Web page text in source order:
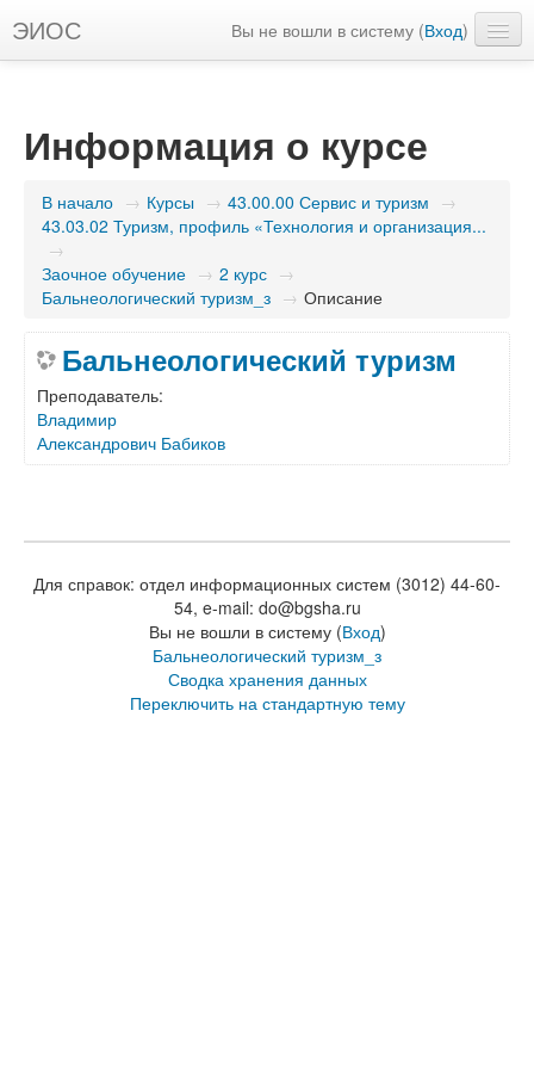
ЭИОС Вы не вошли в систему (Вход)
Информация о курсе
В начало → Курсы → 43.00.00 Сервис и туризм →
43.03.02 Туризм, профиль «Технология и организация...
→
Заочное обучение → 2 курс →
Бальнеологический туризм_з → Описание
Бальнеологический туризм
Преподаватель:
Владимир
Александрович Бабиков
Для справок: отдел информационных систем (3012) 44-60-
54, e-mail: do@bgsha.ru
Вы не вошли в систему (Вход)
Бальнеологический туризм_з
Сводка хранения данных
Переключить на стандартную тему